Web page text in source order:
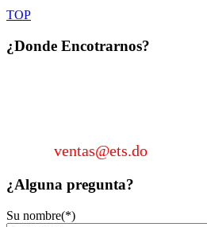
TOP
¿Donde Encotrarnos?
ventas@ets.do
¿Alguna pregunta?
Su nombre(*)